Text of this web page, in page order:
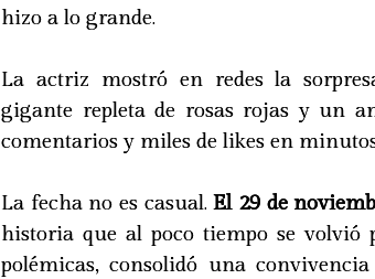
hizo a lo grande.
La actriz mostró en redes la
gigante repleta de rosas rojas y un
comentarios y miles de likes en
La fecha no es casual.El 29 de
historia que al poco tiempo se volvió
polémicas, consolidó una